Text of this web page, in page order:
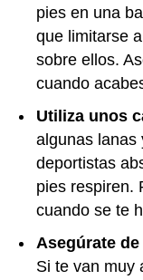
pies en una
que limitarse
sobre ellos.
cuando
Utiliza unos
algunas lanas
deportistas
pies respiren.
cuando se te
Asegúrate
Si te van muy